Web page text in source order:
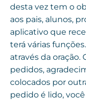
desta vez tem o
aos pais, alunos,
aplicativo que
terá várias
através da oração.
pedidos,
colocados por
pedido é lido,